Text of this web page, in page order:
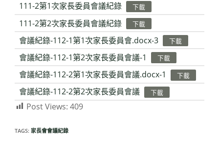
111-2第1次家長委員會議紀錄 下載
111-2第2次家長委員會議紀錄 下載
會議紀錄-112-1第1次家長委員會.docx-3 下載
會議紀錄-112-1第2次家長委員會議-1 下載
會議紀錄-112-2第1次家長委員會議.docx-1 下載
會議紀錄-112-2第2次家長委員會議 下載
Post Views: 409
TAGS: 家長會會議紀錄